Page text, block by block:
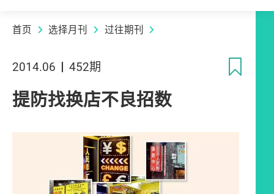
首页 选择月刊 过往期刊
2014.06 452期
提防找换店不良招数